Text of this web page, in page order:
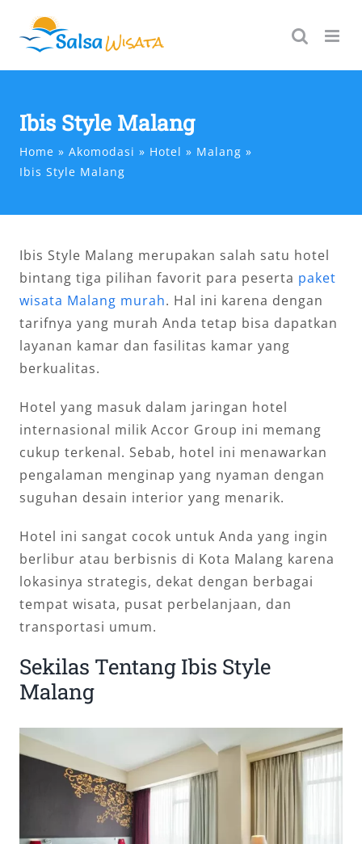
content
Ibis Style Malang
Home Akomodasi Hotel
Malang
Ibis Style Malang
Ibis Style Malang merupakan salah satu hotel
bintang tiga pilihan favorit para peserta paket
wisata Malang murah. Hal ini karena dengan
tarifnya yang murah Anda tetap bisa dapatkan
layanan kamar dan fasilitas kamar yang
berkualitas.
Hotel yang masuk dalam jaringan hotel
internasional milik Accor Group ini memang
cukup terkenal. Sebab, hotel ini menawarkan
pengalaman menginap yang nyaman dengan
suguhan desain interior yang menarik.
Hotel ini sangat cocok untuk Anda yang ingin
berlibur atau berbisnis di Kota Malang karena
lokasinya strategis, dekat dengan berbagai
tempat wisata, pusat perbelanjaan, dan
transportasi umum.
Sekilas Tentang Ibis Style
Malang